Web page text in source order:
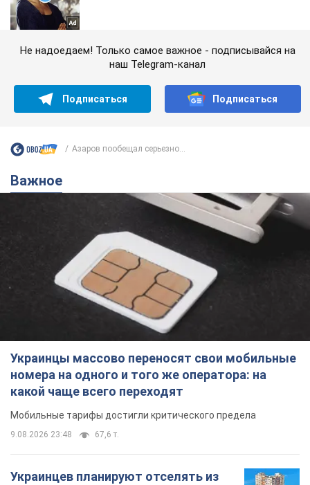
Не надоедаем! Только самое важное - подписывайся на
наш Telegram-канал
Подписаться Подписаться
Азаров пообещал серьезно...
Важное
Украинцы массово переносят свои мобильные
номера на одного и того же оператора: на
какой чаще всего переходят
Мобильные тарифы достигли критического предела
9.08.2026 23:48 67,6 т.
Украинцев планируют отселять из